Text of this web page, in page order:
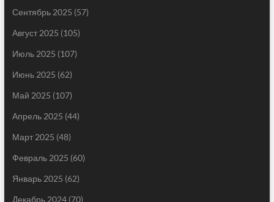
Сентябрь 2025 (57)
Август 2025 (105)
Июль 2025 (107)
Июнь 2025 (62)
Май 2025 (107)
Апрель 2025 (44)
Март 2025 (48)
Февраль 2025 (60)
Январь 2025 (62)
Декабрь 2024(70)